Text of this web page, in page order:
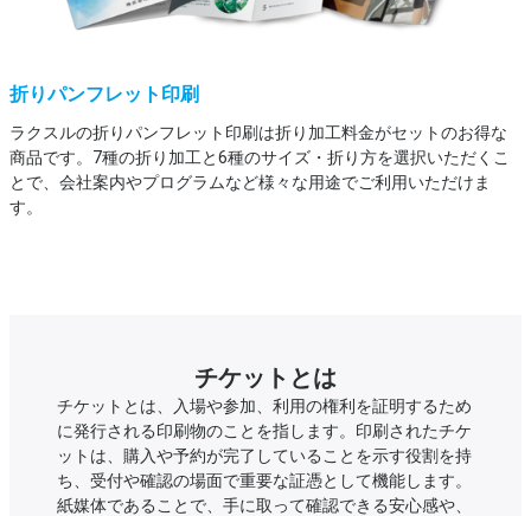
折りパンフレット印刷
ラクスルの折りパンフレット印刷は折り加工料金がセットのお得な
商品です。7種の折り加工と6種のサイズ・折り方を選択いただくこ
とで、会社案内やプログラムなど様々な用途でご利用いただけま
す。
チケットとは
チケットとは、入場や参加、利用の権利を証明するため
に発行される印刷物のことを指します。印刷されたチケ
ットは、購入や予約が完了していることを示す役割を持
ち、受付や確認の場面で重要な証憑として機能します。
紙媒体であることで、手に取って確認できる安心感や、